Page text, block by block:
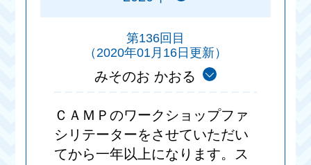
第136回目
（2020年01月16日更新）
みそのお かおる
ＣＡＭＰのワークショップファ
シリテーターをさせていただい
てから一年以上になります。ス